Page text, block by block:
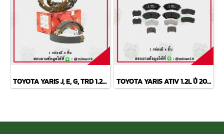
TOYOTA YARIS J, E, G, TRD 1.2L ปี 2013 TRW ก้ามเบรค (หลัง) TOYOTA YARIS ATIV 1.2L ปี 2013 ขึ้นไป TRW ผ้าเบรค (หน้า)